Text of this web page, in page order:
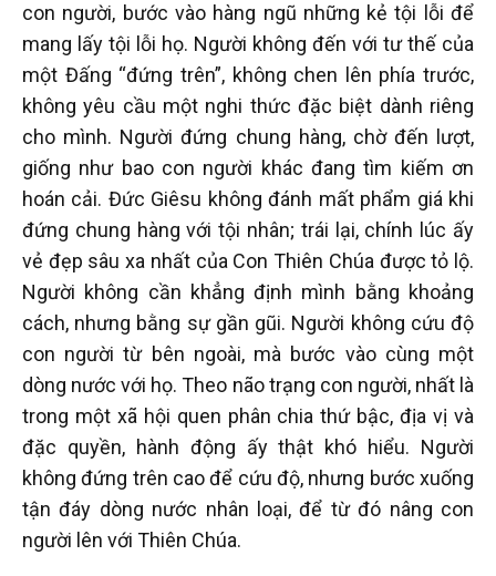
con người, bước vào hàng ngũ những kẻ tội lỗi để
mang lấy tội lỗi họ. Người không đến với tư thế của
một Đấng “đứng trên”, không chen lên phía trước,
không yêu cầu một nghi thức đặc biệt dành riêng
cho mình. Người đứng chung hàng, chờ đến lượt,
giống như bao con người khác đang tìm kiếm ơn
hoán cải. Đức Giêsu không đánh mất phẩm giá khi
đứng chung hàng với tội nhân; trái lại, chính lúc ấy
vẻ đẹp sâu xa nhất của Con Thiên Chúa được tỏ lộ.
Người không cần khẳng định mình bằng khoảng
cách, nhưng bằng sự gần gũi. Người không cứu độ
con người từ bên ngoài, mà bước vào cùng một
dòng nước với họ. Theo não trạng con người, nhất là
trong một xã hội quen phân chia thứ bậc, địa vị và
đặc quyền, hành động ấy thật khó hiểu. Người
không đứng trên cao để cứu độ, nhưng bước xuống
tận đáy dòng nước nhân loại, để từ đó nâng con
người lên với Thiên Chúa.